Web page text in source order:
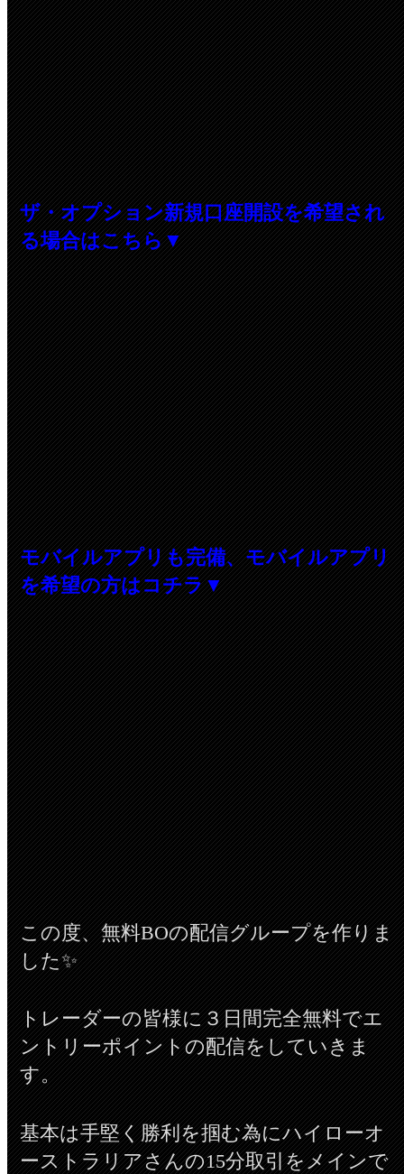
ザ・オプション新規口座開設を希望され
る場合はこちら▼
モバイルアプリも完備、モバイルアプリ
を希望の方はコチラ▼
この度、無料BOの配信グループを作りま
した✨
トレーダーの皆様に３日間完全無料でエ
ントリーポイントの配信をしていきま
す。
基本は手堅く勝利を掴む為にハイローオ
ーストラリアさんの15分取引をメインで